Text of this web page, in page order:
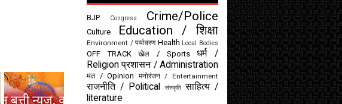
BJP Congress Crime/Police
Culture Education / शिक्षा
Environment / पर्यावरण Health Local Bodies
OFF TRACK खेल / Sports
धर्म /
Religion प्रशासन / Administration
मत / Opinion मनोरंजन / Entertainment
राजनीति / Political संस्कृति साहित्य /
literature